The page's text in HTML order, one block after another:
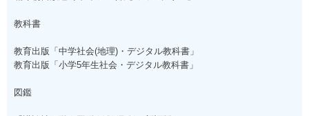
教科書
教育出版「中学社会(地理)・デジタル教科書」
教育出版「小学5年生社会・デジタル教科書」
図鑑